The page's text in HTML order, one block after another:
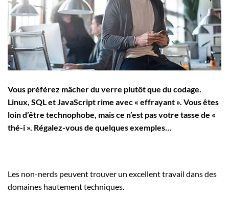
Employeurs
Publiez une offre d'emploi
Vous préférez mâcher du verre plutôt que du codage.
Linux, SQL et JavaScript rime avec « effrayant ». Vous êtes
loin d’être technophobe, mais ce n’est pas votre tasse de «
thé-i ». Régalez-vous de quelques exemples…
Les non-nerds peuvent trouver un excellent travail dans des
domaines hautement techniques.